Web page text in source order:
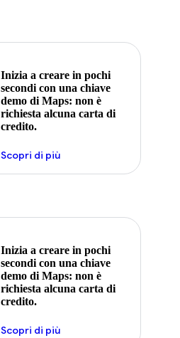
Inizia a creare in pochi
secondi con una chiave
demo di Maps: non è
richiesta alcuna carta di
credito.
Scopri di più
Inizia a creare in pochi
secondi con una chiave
demo di Maps: non è
richiesta alcuna carta di
credito.
Scopri di più